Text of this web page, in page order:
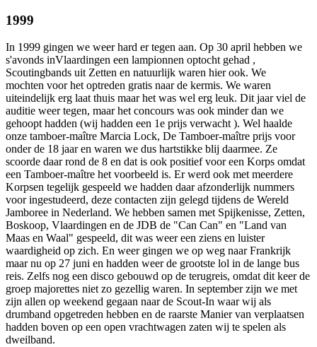
1999
In 1999 gingen we weer hard er tegen aan. Op 30 april hebben we
s'avonds inVlaardingen een lampionnen optocht gehad ,
Scoutingbands uit Zetten en natuurlijk waren hier ook. We
mochten voor het optreden gratis naar de kermis. We waren
uiteindelijk erg laat thuis maar het was wel erg leuk. Dit jaar viel de
auditie weer tegen, maar het concours was ook minder dan we
gehoopt hadden (wij hadden een 1e prijs verwacht ). Wel haalde
onze tamboer-maître Marcia Lock, De Tamboer-maître prijs voor
onder de 18 jaar en waren we dus hartstikke blij daarmee. Ze
scoorde daar rond de 8 en dat is ook positief voor een Korps omdat
een Tamboer-maître het voorbeeld is. Er werd ook met meerdere
Korpsen tegelijk gespeeld we hadden daar afzonderlijk nummers
voor ingestudeerd, deze contacten zijn gelegd tijdens de Wereld
Jamboree in Nederland. We hebben samen met Spijkenisse, Zetten,
Boskoop, Vlaardingen en de JDB de "Can Can" en "Land van
Maas en Waal" gespeeld, dit was weer een ziens en luister
waardigheid op zich. En weer gingen we op weg naar Frankrijk
maar nu op 27 juni en hadden weer de grootste lol in de lange bus
reis. Zelfs nog een disco gebouwd op de terugreis, omdat dit keer de
groep majorettes niet zo gezellig waren. In september zijn we met
zijn allen op weekend gegaan naar de Scout-In waar wij als
drumband opgetreden hebben en de raarste Manier van verplaatsen
hadden boven op een open vrachtwagen zaten wij te spelen als
dweilband.